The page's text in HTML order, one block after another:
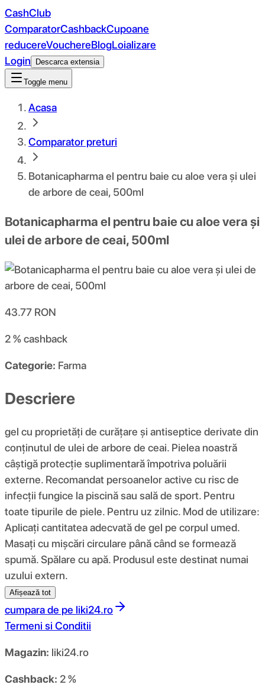
CashClub
ComparatorCashbackCupoane
reducereVouchereBlogLoializare
Login
Descarca extensia
Toggle menu
Acasa
Comparator preturi
Botanicapharma el pentru baie cu aloe vera și ulei
de arbore de ceai, 500ml
Botanicapharma el pentru baie cu aloe vera și
ulei de arbore de ceai, 500ml
43.77 RON
2 %cashback
Categorie: Farma
Descriere
gel cu proprietăți de curățare și antiseptice derivate din
conținutul de ulei de arbore de ceai. Pielea noastră
câștigă protecție suplimentară împotriva poluării
externe. Recomandat persoanelor active cu risc de
infecții fungice la piscină sau sală de sport. Pentru
toate tipurile de piele. Pentru uz zilnic. Mod de utilizare:
Aplicați cantitatea adecvată de gel pe corpul umed.
Masați cu mișcări circulare până când se formează
spumă. Spălare cu apă. Produsul este destinat numai
uzului extern.
Afișează tot
cumpara de pe liki24.ro
Termeni si Conditii
Magazin: liki24.ro
Cashback: 2 %